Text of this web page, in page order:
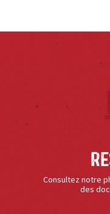
Consultez notre
des